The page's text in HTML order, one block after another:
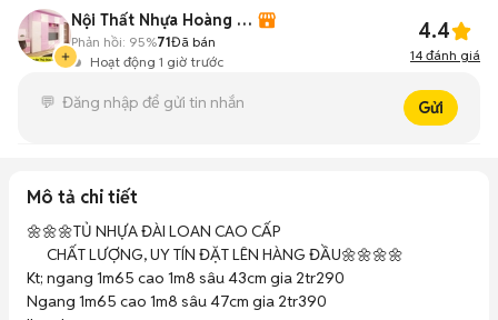
Nội Thất Nhựa Hoàng Quân
Hoạt động 1 giờ trước
Phản hồi: 95%71Đã bán 4.4
14 đánh giá
Gửi
Mô tả chi tiết
🌼🌼🌼TỦ NHỰA ĐÀI LOAN CAO CẤP
Kt; ngang 1m65 cao 1m8 sâu 43cm gia 2tr290
Ngang 1m65 cao 1m8 sâu 47cm gia 2tr390